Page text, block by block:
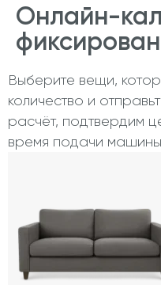
Онлайн-
Выберите вещи,
количество и
расчёт, подтвердим
время подачи